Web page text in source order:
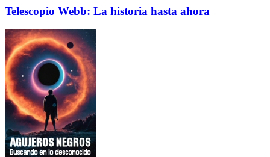
Telescopio Webb: La historia hasta ahora